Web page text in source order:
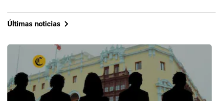
Últimas noticias